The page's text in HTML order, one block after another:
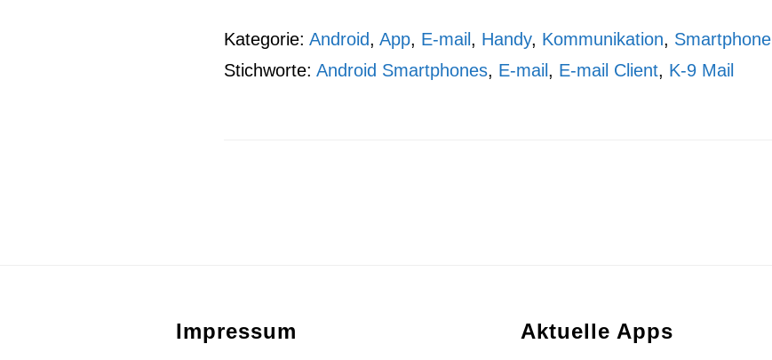
Kategorie: Android, App, E-mail , Handy, Kommunikation, Smartphone
Stichworte: Android Smartphones, E-mail , E-mail Client, K-9 Mail
Impressum Aktuelle Apps